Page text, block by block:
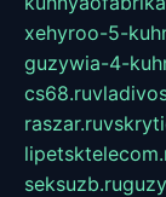
xehyroo-5-
guzywia-4-
cs68.ru
raszar.ru
seksuzb.ru